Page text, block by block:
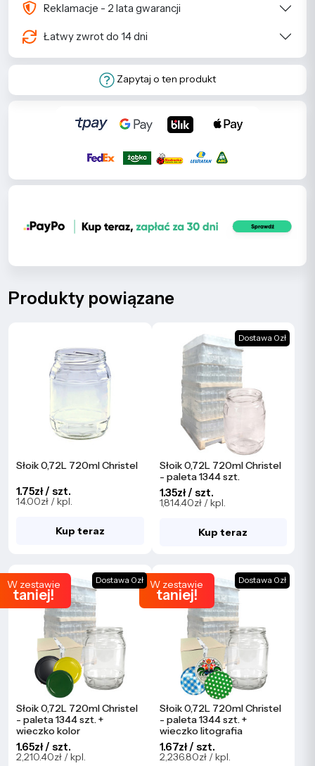
Reklamacje - 2 lata gwarancji
Łatwy zwrot do 14 dni
Zapytaj o ten produkt
Produkty powiązane
Słoik 0,72L 720ml Christel
1.75zł / szt.
14.00zł / kpl.
Kup teraz
Dostawa 0zł
Słoik 0,72L 720ml Christel
- paleta 1344 szt.
1.35zł / szt.
1,814.40zł / kpl.
Kup teraz
Dostawa 0zł
W zestawie
taniej!
Słoik 0,72L 720ml Christel
- paleta 1344 szt. +
wieczko kolor
1.65zł / szt.
2,210.40zł / kpl.
Dostawa 0zł
W zestawie
taniej!
Słoik 0,72L 720ml Christel
- paleta 1344 szt. +
wieczko litografia
1.67zł / szt.
2,236.80zł / kpl.